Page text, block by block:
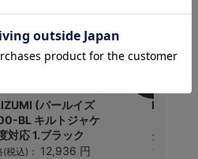
(パールイズ
BL キルトジャケ
対応 1.ブラック
税込)： 12,936 円
ク ハン
ック